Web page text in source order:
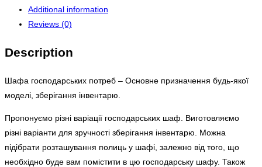
Additional information
Reviews (0)
Description
Шафа господарських потреб – Основне призначення будь-якої
моделі, зберігання інвентарю.
Пропонуємо різні варіації господарських шаф. Виготовляємо
різні варіанти для зручності зберігання інвентарю. Можна
підібрати розташування полиць у шафі, залежно від того, що
необхідно буде вам помістити в цю господарську шафу. Також